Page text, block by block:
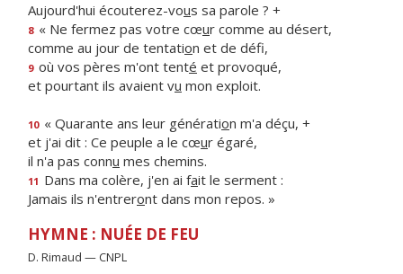
Aujourd'hui écouterez-vous sa parole ? +
8 « Ne fermez pas votre cœur comme au désert,
comme au jour de tentation et de défi,
9 où vos pères m'ont tenté et provoqué,
et pourtant ils avaient vu mon exploit.
10 « Quarante ans leur génération m'a déçu, +
et j'ai dit : Ce peuple a le cœur égaré,
il n'a pas connu mes chemins.
11 Dans ma colère, j'en ai fait le serment :
Jamais ils n'entreront dans mon repos. »
HYMNE : NUÉE DE FEU
D. Rimaud — CNPL